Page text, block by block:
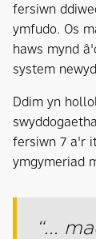
fersiwn
ymfudo. Os
haws mynd
system
Ddim yn
fersiwn 7 a'r
ymgymeriad
“...